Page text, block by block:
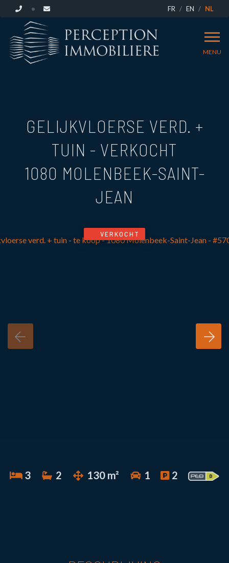
FR EN NL
MENU
GELIJKVLOERSE VERD. +
TUIN - VERKOCHT
1080 MOLENBEEK-SAINT-
JEAN
VERKOCHT
3 2 130 m² 1 2